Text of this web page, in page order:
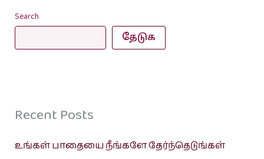
Search
தேடுக
Recent Posts
உங்கள் பாதையை நீங்களே தேர்ந்தெடுங்கள்